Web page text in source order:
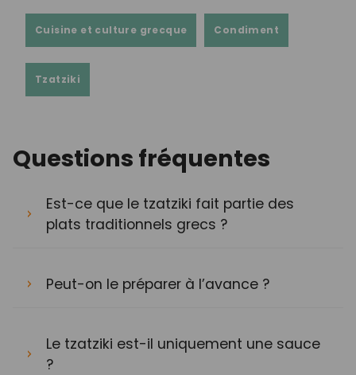
Cuisine et culture grecque Condiment
Tzatziki
Questions fréquentes
Est-ce que le tzatziki fait partie des
plats traditionnels grecs ?
Peut-on le préparer à l’avance ?
Le tzatziki est-il uniquement une sauce
?